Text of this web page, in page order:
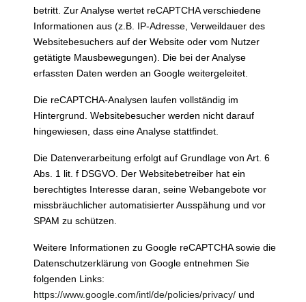
betritt. Zur Analyse wertet reCAPTCHA verschiedene
Informationen aus (z.B. IP-Adresse, Verweildauer des
Websitebesuchers auf der Website oder vom Nutzer
getätigte Mausbewegungen). Die bei der Analyse
erfassten Daten werden an Google weitergeleitet.
Die reCAPTCHA-Analysen laufen vollständig im
Hintergrund. Websitebesucher werden nicht darauf
hingewiesen, dass eine Analyse stattfindet.
Die Datenverarbeitung erfolgt auf Grundlage von Art. 6
Abs. 1 lit. f DSGVO. Der Websitebetreiber hat ein
berechtigtes Interesse daran, seine Webangebote vor
missbräuchlicher automatisierter Ausspähung und vor
SPAM zu schützen.
Weitere Informationen zu Google reCAPTCHA sowie die
Datenschutzerklärung von Google entnehmen Sie
folgenden Links:
https://www.google.com/intl/de/policies/privacy/ und